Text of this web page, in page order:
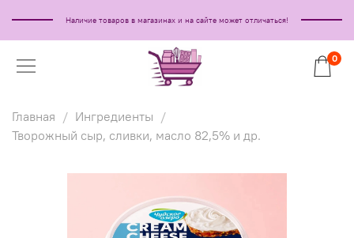
Наличие товаров в магазинах и на сайте может отличаться!
0
Главная
Ингредиенты
Творожный сыр, сливки, масло 82,5% и др.